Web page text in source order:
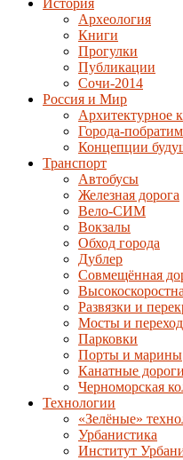
История
Археология
Книги
Прогулки
Публикации
Сочи-2014
Россия и Мир
Архитектурное
Города-
Концепции
Транспорт
Автобусы
Железная дорога
Вело-СИМ
Вокзалы
Обход города
Дублер
Совмещённая
Развязки и
Мосты и
Парковки
Порты и марины
Канатные дороги
Черноморская
Технологии
«Зелёные»
Урбанистика
Институт